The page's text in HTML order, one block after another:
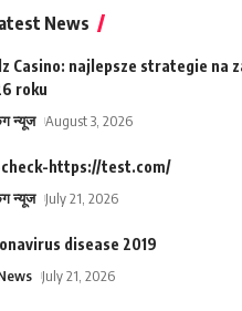
News
Casino: najlepsze strategie na
roku
न्यूज August 3, 2026
https://test.com/
न्यूज July 21, 2026
disease 2019
July 21, 2026